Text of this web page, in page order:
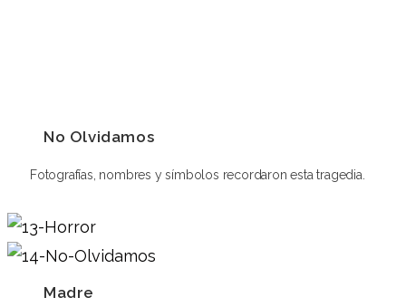
No Olvidamos
Fotografías, nombres y símbolos recordaron esta tragedia.
Madre